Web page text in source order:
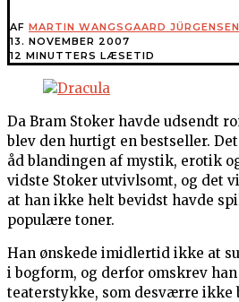
AF MARTIN WANGSGAARD JÜRGENSEN
13. NOVEMBER 2007
12 MINUTTERS LÆSETID
Da Bram Stoker havde udsendt
blev den hurtigt en bestseller.
åd blandingen af mystik, erotik
vidste Stoker utvivlsomt, og det
at han ikke helt bevidst havde
populære toner.
Han ønskede imidlertid ikke at
i bogform, og derfor omskrev
teaterstykke, som desværre ikke